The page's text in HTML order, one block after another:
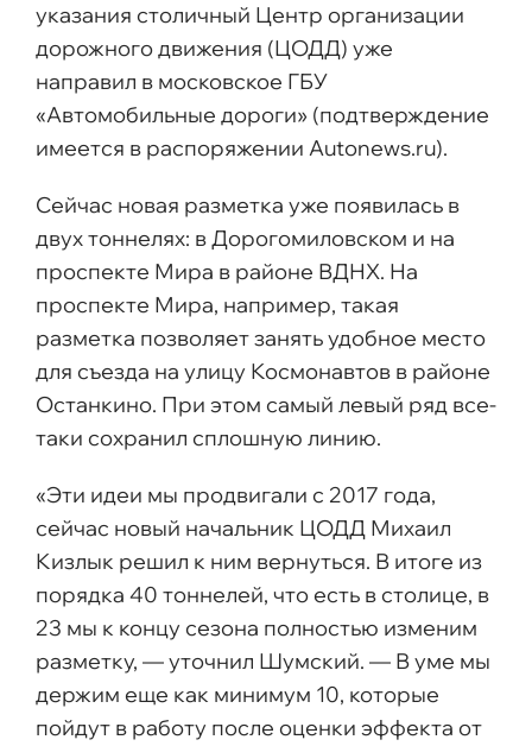
указания столичный Центр организации
дорожного движения (ЦОДД) уже
направил в московское ГБУ
«Автомобильные дороги» (подтверждение
имеется в распоряжении Autonews.ru).
Сейчас новая разметка уже появилась в
двух тоннелях: в Дорогомиловском и на
проспекте Мира в районе ВДНХ. На
проспекте Мира, например, такая
разметка позволяет занять удобное место
для съезда на улицу Космонавтов в районе
Останкино. При этом самый левый ряд все-
таки сохранил сплошную линию.
«Эти идеи мы продвигали с 2017 года,
сейчас новый начальник ЦОДД Михаил
Кизлык решил к ним вернуться. В итоге из
порядка 40 тоннелей, что есть в столице, в
23 мы к концу сезона полностью изменим
разметку, — уточнил Шумский. — В уме мы
держим еще как минимум 10, которые
пойдут в работу после оценки эффекта от